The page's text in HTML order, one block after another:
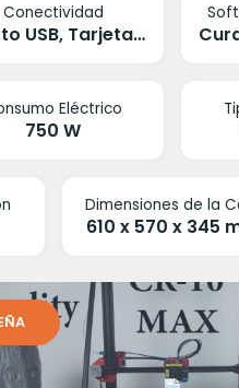
Conectividad
Puerto USB, Tarjeta Micro SD
Eléctrico
750 W
Dimensiones de la
610 x 570 x 345